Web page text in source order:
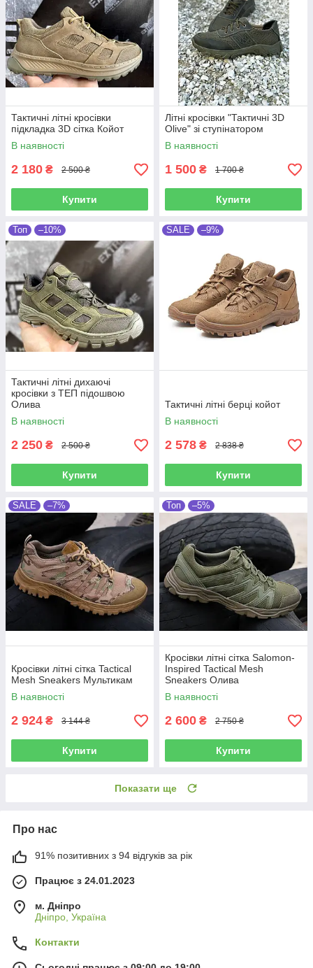
Тактичні літні кросівки
підкладка 3D сітка Койот
В наявності
2 180 ₴ 2 500 ₴
Купити
Літні кросівки "Тактичні 3D
Olive" зі ступінатором
В наявності
1 500 ₴ 1 700 ₴
Купити
Топ –10%
Тактичні літні дихаючі
кросівки з ТЕП підошвою
Олива
В наявності
2 250 ₴ 2 500 ₴
Купити
SALE –9%
Тактичні літні берці койот
В наявності
2 578 ₴ 2 838 ₴
Купити
SALE –7%
Кросівки літні сітка Tactical
Mesh Sneakers Мультикам
В наявності
2 924 ₴ 3 144 ₴
Купити
Топ –5%
Кросівки літні сітка Salomon-
Inspired Tactical Mesh
Sneakers Олива
В наявності
2 600 ₴ 2 750 ₴
Купити
Показати ще
Про нас
91% позитивних з 94 відгуків за рік
Працює з 24.01.2023
м. Дніпро
Дніпро, Україна
Контакти